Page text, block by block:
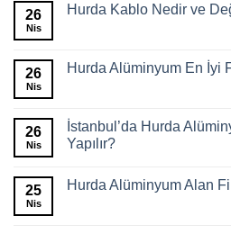
26
Nis
Hurda Kablo Nedir ve
26
Nis
Hurda Alüminyum En İyi
26
Nis
İstanbul’da Hurda
Yapılır?
25
Nis
Hurda Alüminyum Alan